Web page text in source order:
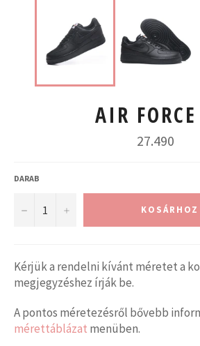
AIR
Normál
ár
27.490
DARAB
− +
Kérjük a rendelni kívánt méretet a
megjegyzéshez írják be.
A pontos méretezésről bővebb
mérettáblázat menüben.